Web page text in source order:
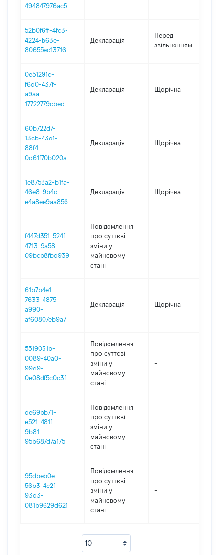
494847976ac5
52b0f6ff-4fc3-
4224-b63e-
80655ec13716
Декларація
Перед
звільненням
0e51291c-
f6d0-437f-
a9aa-
17722779cbed
Декларація Щорічна
60b722d7-
13cb-43e1-
88f4-
0d61f70b020a
Декларація Щорічна
1e8753a2-b1fa-
46e8-9b4d-
e4a8ee9aa856
Декларація Щорічна
f447d351-524f-
4713-9a58-
09bcb8fbd939
Повідомлення
про суттєві
зміни y
майновому
стані
-
61b7b4e1-
7633-4875-
a990-
af60807eb9a7
Декларація Щорічна
5519031b-
0089-40a0-
99d9-
0e08df5c0c3f
Повідомлення
про суттєві
зміни y
майновому
стані
-
de69bb71-
e521-481f-
9b81-
95b687d7a175
Повідомлення
про суттєві
зміни y
майновому
стані
-
95dbeb0e-
56b3-4e2f-
93d3-
081b9629d621
Повідомлення
про суттєві
зміни y
майновому
стані
-